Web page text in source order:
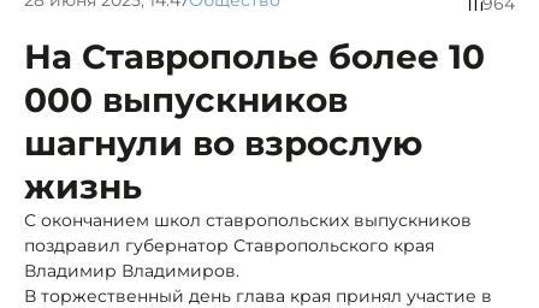
На Ставрополье более 10
000 выпускников
шагнули во взрослую
жизнь
С окончанием школ ставропольских выпускников
поздравил губернатор Ставропольского края
Владимир Владимиров.
В торжественный день глава края принял участие в